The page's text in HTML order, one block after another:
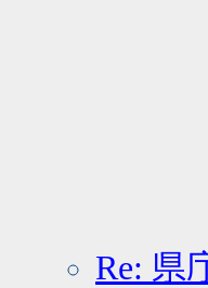
Re: 県